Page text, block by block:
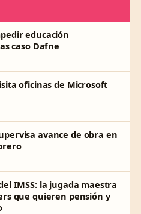
educación
caso Dafne
oficinas de Microsoft
avance de obra en
IMSS: la jugada maestra
que quieren pensión y